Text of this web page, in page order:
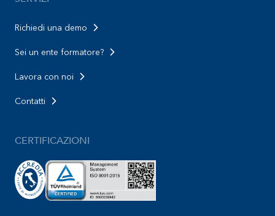
Richiedi una demo
Sei un ente formatore?
Lavora con noi
Contatti
CERTIFICAZIONI